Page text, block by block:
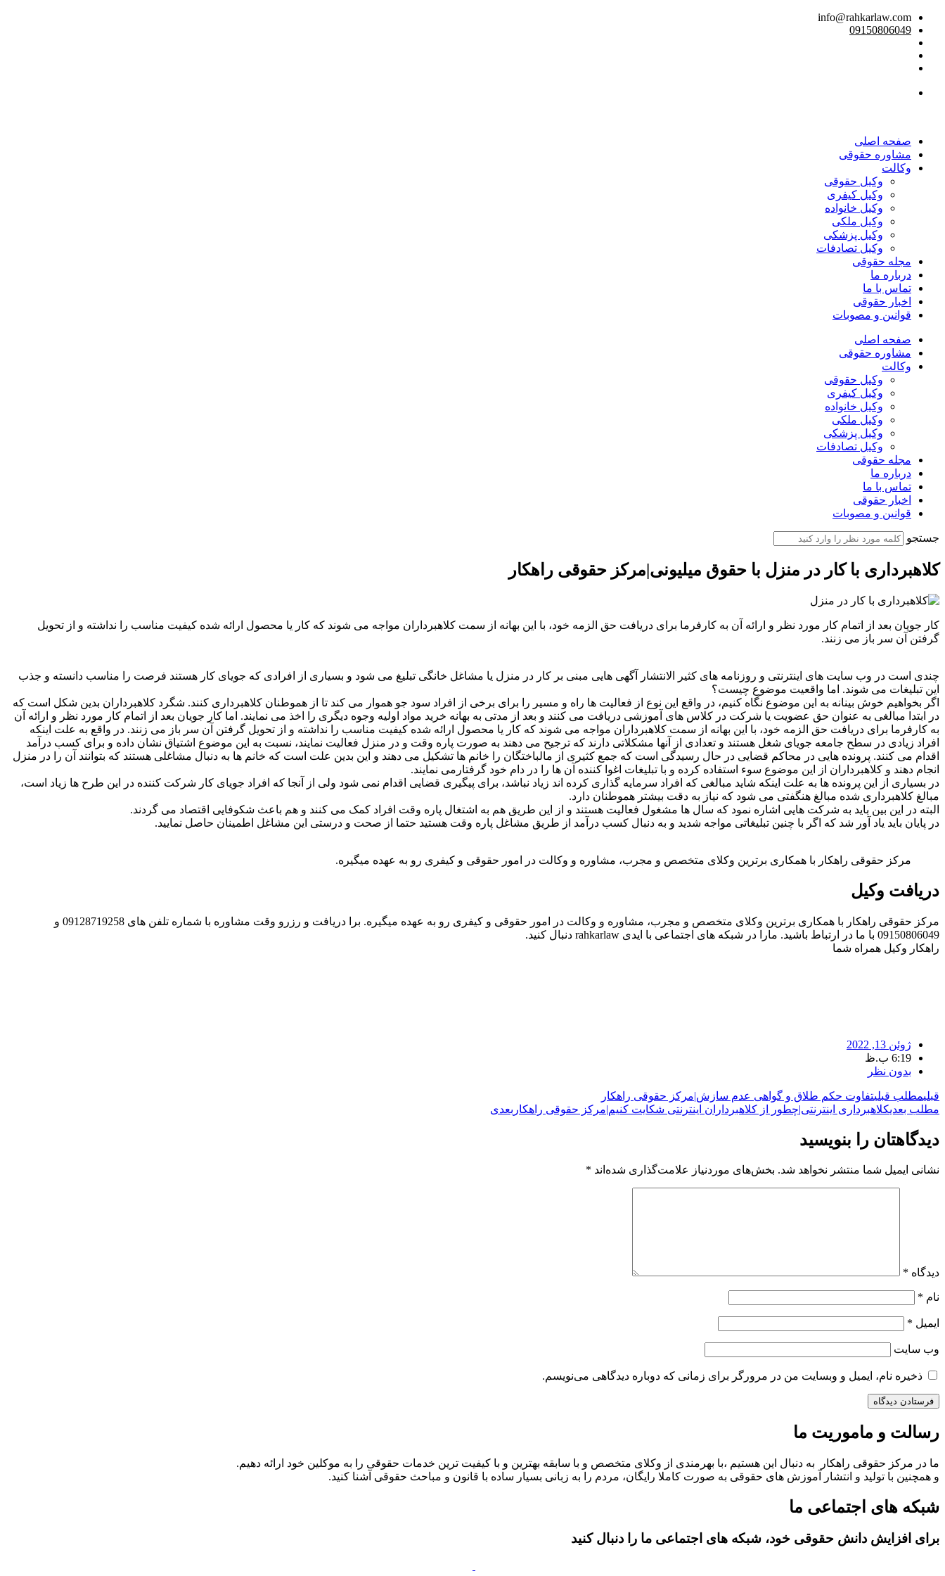
info@rahkarlaw.com
09150806049
صفحه اصلی
مشاوره حقوقی
وکالت
وکیل حقوقی
وکیل کیفری
وکیل خانواده
وکیل ملکی
وکیل پزشکی
وکیل تصادفات
مجله حقوقی
درباره ما
تماس با ما
اخبار حقوقی
قوانین و مصوبات
صفحه اصلی
مشاوره حقوقی
وکالت
وکیل حقوقی
وکیل کیفری
وکیل خانواده
وکیل ملکی
وکیل پزشکی
وکیل تصادفات
مجله حقوقی
درباره ما
تماس با ما
اخبار حقوقی
قوانین و مصوبات
جستجو
کلاهبرداری با کار در منزل با حقوق میلیونی|مرکز حقوقی راهکار
کار جویان بعد از اتمام کار مورد نظر و ارائه آن به کارفرما برای دریافت حق الزمه خود، با این بهانه از سمت کلاهبرداران مواجه می شوند که کار یا محصول ارائه شده کیفیت مناسب را نداشته و از تحویل
گرفتن آن سر باز می زنند.
چندی است در وب سایت های اینترنتی و روزنامه های کثیر الانتشار آگهی هایی مبنی بر کار در منزل یا مشاغل خانگی تبلیغ می شود و بسیاری از افرادی که جویای کار هستند فرصت را مناسب دانسته و جذب
این تبلیغات می شوند. اما واقعیت موضوع چیست؟
اگر بخواهیم خوش بینانه به این موضوع نگاه کنیم، در واقع این نوع از فعالیت ها راه و مسیر را برای برخی از افراد سود جو هموار می کند تا از هموطنان کلاهبرداری کنند. شگرد کلاهبرداران بدین شکل است که
در ابتدا مبالغی به عنوان حق عضویت یا شرکت در کلاس های آموزشی دریافت می کنند و بعد از مدتی به بهانه خرید مواد اولیه وجوه دیگری را اخذ می نمایند. اما کار جویان بعد از اتمام کار مورد نظر و ارائه آن
به کارفرما برای دریافت حق الزمه خود، با این بهانه از سمت کلاهبرداران مواجه می شوند که کار یا محصول ارائه شده کیفیت مناسب را نداشته و از تحویل گرفتن آن سر باز می زنند. در واقع به علت اینکه
افراد زیادی در سطح جامعه جویای شغل هستند و تعدادی از آنها مشکلاتی دارند که ترجیح می دهند به صورت پاره وقت و در منزل فعالیت نمایند، نسبت به این موضوع اشتیاق نشان داده و برای کسب درآمد
اقدام می کنند. پرونده هایی در محاکم قضایی در حال رسیدگی است که جمع کثیری از مالباختگان را خانم ها تشکیل می دهند و این بدین علت است که خانم ها به دنبال مشاغلی هستند که بتوانند آن را در منزل
انجام دهند و کلاهبرداران از این موضوع سوء استفاده کرده و با تبلیغات اغوا کننده آن ها را در دام خود گرفتارمی نمایند.
در بسیاری از این پرونده ها به علت اینکه شاید مبالغی که افراد سرمایه گذاری کرده اند زیاد نباشد، برای پیگیری قضایی اقدام نمی شود ولی از آنجا که افراد جویای کار شرکت کننده در این طرح ها زیاد است،
مبالغ کلاهبرداری شده مبالغ هنگفتی می شود که نیاز به دقت بیشتر هموطنان دارد.
البته در این بین باید به شرکت هایی اشاره نمود که سال ها مشغول فعالیت هستند و از این طریق هم به اشتغال پاره وقت افراد کمک می کنند و هم باعث شکوفایی اقتصاد می گردند.
در پایان باید یاد آور شد که اگر با چنین تبلیغاتی مواجه شدید و به دنبال کسب درآمد از طریق مشاغل پاره وقت هستید حتما از صحت و درستی این مشاغل اطمینان حاصل نمایید.
مرکز حقوقی راهکار با همکاری برترین وکلای متخصص و مجرب، مشاوره و وکالت در امور حقوقی و کیفری رو به عهده میگیره.
دریافت وکیل
مرکز حقوقی راهکار با همکاری برترین وکلای متخصص و مجرب، مشاوره و وکالت در امور حقوقی و کیفری رو به عهده میگیره. برا دریافت و رزرو وقت مشاوره با شماره تلفن های 09128719258 و
09150806049 با ما در ارتباط باشید. مارا در شبکه های اجتماعی با ایدی rahkarlaw دنبال کنید.
راهکار وکیل همراه شما
ژوئن 13, 2022
6:19 ب.ظ
بدون نظر
قبلیمطلب قبلیتفاوت حکم طلاق و گواهی عدم سازش|مرکز حقوقی راهکار
مطلب بعدیکلاهبرداری اینترنتی|چطور از کلاهبرداران اینترنتی شکایت کنیم|مرکز حقوقی راهکار بعدی
دیدگاهتان را بنویسید
نشانی ایمیل شما منتشر نخواهد شد. بخش‌های موردنیاز علامت‌گذاری شده‌اند *
دیدگاه *
نام *
ایمیل *
وب‌ سایت
ذخیره نام، ایمیل و وبسایت من در مرورگر برای زمانی که دوباره دیدگاهی می‌نویسم.
رسالت و ماموریت ما
ما در مرکز حقوقی راهکار به دنبال این هستیم ،با بهرمندی از وکلای متخصص و با سابقه بهترین و با کیفیت ترین خدمات حقوقی را به موکلین خود ارائه دهیم.
و همچنین با تولید و انتشار آموزش های حقوقی به صورت کاملا رایگان، مردم را به زبانی بسیار ساده با قانون و مباحث حقوقی آشنا کنید.
شبکه های اجتماعی ما
برای افزایش دانش حقوقی خود، شبکه های اجتماعی ما را دنبال کنید